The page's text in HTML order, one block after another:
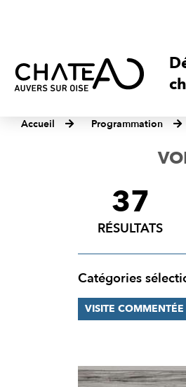
Accueil Programmation
FILTRER
RÉSULTATS
37
RÉSULTATS
Catégories
VISITE COMMENTÉE
RÉSULTATS